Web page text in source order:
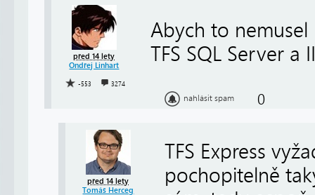
před 14 lety
Ondřej Linhart
-553 3274
Abych to nemusel
TFS SQL Server a
nahlásit spam 0
před 14 lety
Tomáš Herceg
TFS Express
pochopitelně